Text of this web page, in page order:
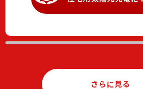
はかかりません。太陽電池の表面は
さらに見る